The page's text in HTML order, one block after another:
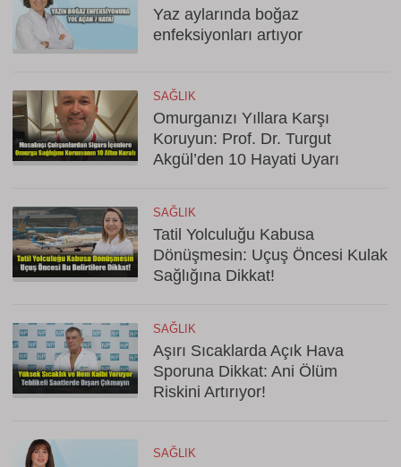
Yaz aylarında boğaz
enfeksiyonları artıyor
SAĞLIK
Omurganızı Yıllara Karşı
Koruyun: Prof. Dr. Turgut
Akgül’den 10 Hayati Uyarı
SAĞLIK
Tatil Yolculuğu Kabusa
Dönüşmesin: Uçuş Öncesi Kulak
Sağlığına Dikkat!
SAĞLIK
Aşırı Sıcaklarda Açık Hava
Sporuna Dikkat: Ani Ölüm
Riskini Artırıyor!
SAĞLIK